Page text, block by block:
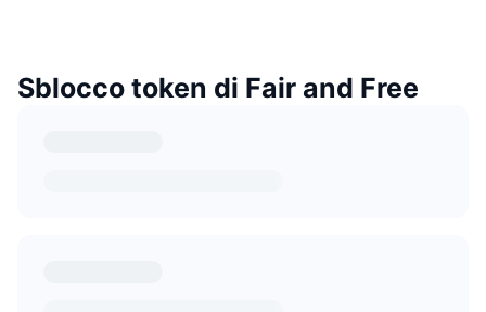
Sblocco token di Fair and Free